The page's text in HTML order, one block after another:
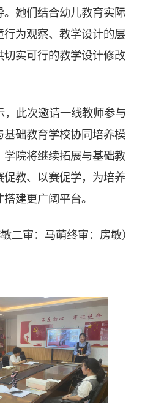
她们结合幼儿教育实际
为观察、教学设计的层
实可行的教学设计修改
，此次邀请一线教师参与
础教育学校协同培养模
院将继续拓展与基础教
教、以赛促学，为培养
建更广阔平台。
敏二审：马萌终审：房敏）